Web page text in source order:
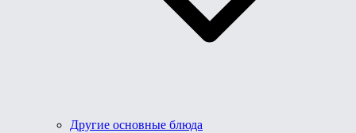
Другие основные блюда